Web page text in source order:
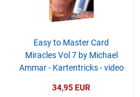
Easy to Master Card
Miracles Vol 7 by Michael
Ammar - Kartentricks - video
34,95 EUR